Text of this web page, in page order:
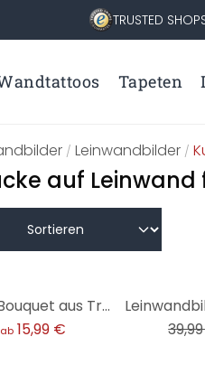
TRUSTED
Tapeten
/ Leinwandbilder /
auf Leinwand
Leinwandbild Bouquet aus Trockenblumen - Treechild
ab 15,99 €